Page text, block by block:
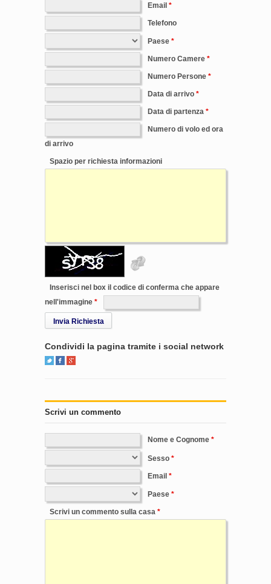
Email
Telefono
Paese
Numero Camere
Numero Persone
Data di arrivo
Data di partenza
Numero di volo ed ora
di arrivo
Spazio per richiesta informazioni
Inserisci nel box il codice di conferma che appare
nell'immagine
Invia Richiesta
Condividi la pagina tramite i social network
Scrivi un commento
Nome e Cognome
Sesso
Email
Paese
Scrivi un commento sulla casa